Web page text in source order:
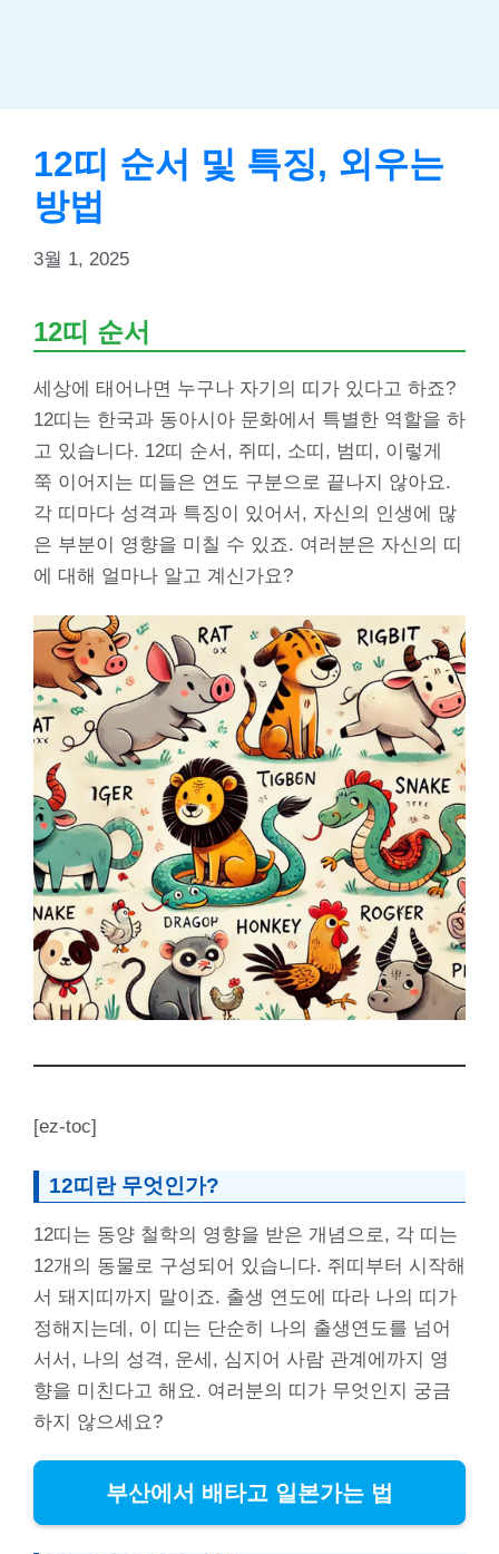
12띠 순서 및 특징, 외우는
방법
3월 1, 2025
12띠 순서
세상에 태어나면 누구나 자기의 띠가 있다고 하죠?
12띠는 한국과 동아시아 문화에서 특별한 역할을 하
고 있습니다. 12띠 순서, 쥐띠, 소띠, 범띠, 이렇게
쭉 이어지는 띠들은 연도 구분으로 끝나지 않아요.
각 띠마다 성격과 특징이 있어서, 자신의 인생에 많
은 부분이 영향을 미칠 수 있죠. 여러분은 자신의 띠
에 대해 얼마나 알고 계신가요?
[ez-toc]
12띠란 무엇인가?
12띠는 동양 철학의 영향을 받은 개념으로, 각 띠는
12개의 동물로 구성되어 있습니다. 쥐띠부터 시작해
서 돼지띠까지 말이죠. 출생 연도에 따라 나의 띠가
정해지는데, 이 띠는 단순히 나의 출생연도를 넘어
서서, 나의 성격, 운세, 심지어 사람 관계에까지 영
향을 미친다고 해요. 여러분의 띠가 무엇인지 궁금
하지 않으세요?
부산에서 배타고 일본가는 법